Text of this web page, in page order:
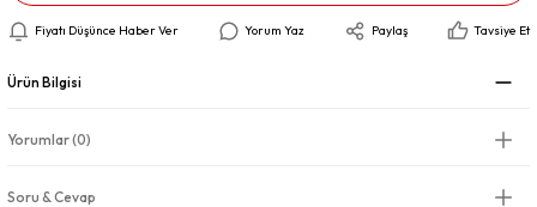
Fiyatı Düşünce Haber Ver Yorum Yaz Paylaş Tavsiye Et
Ürün Bilgisi
Yorumlar (0)
Soru & Cevap